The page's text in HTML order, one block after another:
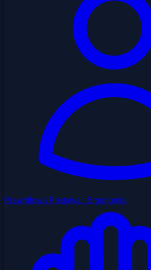
Prawidłowa Postawa i Ergonomia